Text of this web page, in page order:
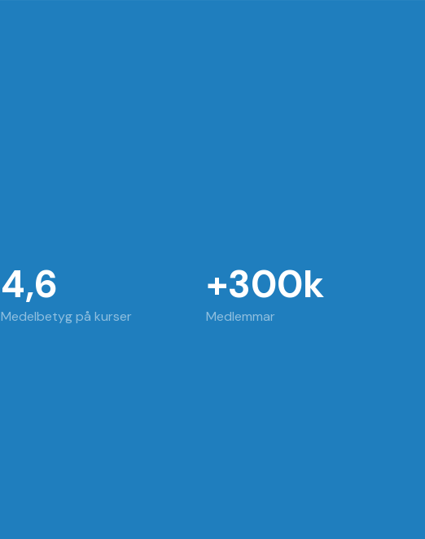
4,6
Medelbetyg på kurser
+300k
Medlemmar